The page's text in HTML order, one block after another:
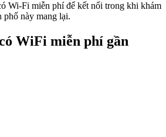
Wi-Fi miễn phí để kết nối trong khi khám
phố này mang lại.
WiFi miễn phí gần